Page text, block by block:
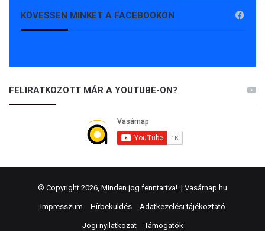
KÖVESSEN MINKET A FACEBOOKON
FELIRATKOZOTT MÁR A YOUTUBE-ON?
© Copyright 2026, Minden jog fenntartva! | Vasárnap.hu
Impresszum Hírbeküldés Adatkezelési tájékoztató
Jogi nyilatkozat Támogatók